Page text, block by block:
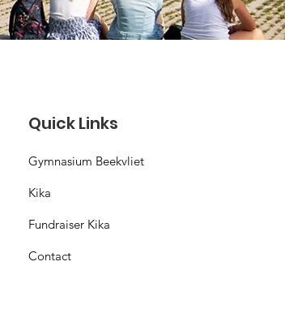
Quick Links
Gymnasium Beekvliet
Kika
Fundraiser Kika
Contact